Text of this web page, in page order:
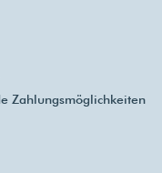
Zahlungsmöglichkeiten